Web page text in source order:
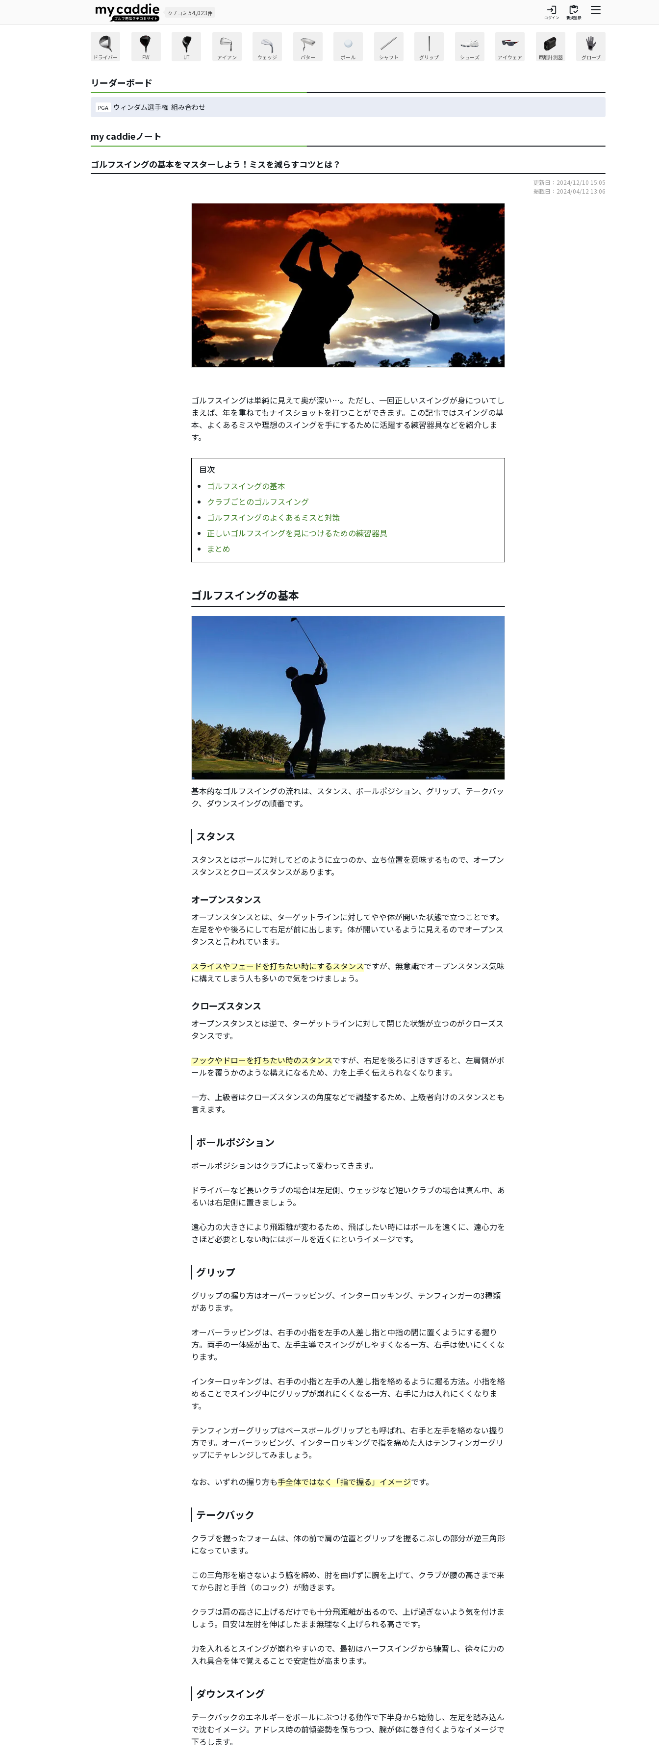
クチコミ 54,023件 login
ログイン
inventory
新規登録
ドライバー FW UT アイアン ウェッジ パター ボール シャフト グリップ シューズ アイウェア 距離計測器 グローブ
リーダーボード
PGA ウィンダム選手権 組み合わせ
my caddieノート
ゴルフスイングの基本をマスターしよう！ミスを減らすコツとは？
更新日：2024/12/10 15:05
掲載日：2024/04/12 13:06
ゴルフスイングは単純に見えて奥が深い…。ただし、一回正しいスイングが身についてし
まえば、年を重ねてもナイスショットを打つことができます。この記事ではスイングの基
本、よくあるミスや理想のスイングを手にするために活躍する練習器具などを紹介しま
す。
目次
ゴルフスイングの基本
クラブごとのゴルフスイング
ゴルフスイングのよくあるミスと対策
正しいゴルフスイングを見につけるための練習器具
まとめ
ゴルフスイングの基本
基本的なゴルフスイングの流れは、スタンス、ボールポジション、グリップ、テークバッ
ク、ダウンスイングの順番です。
スタンス
スタンスとはボールに対してどのように立つのか、立ち位置を意味するもので、オープン
スタンスとクローズスタンスがあります。
オープンスタンス
オープンスタンスとは、ターゲットラインに対してやや体が開いた状態で立つことです。
左足をやや後ろにして右足が前に出します。体が開いているように見えるのでオープンス
タンスと言われています。
スライスやフェードを打ちたい時にするスタンスですが、無意識でオープンスタンス気味
に構えてしまう人も多いので気をつけましょう。
クローズスタンス
オープンスタンスとは逆で、ターゲットラインに対して閉じた状態が立つのがクローズス
タンスです。
フックやドローを打ちたい時のスタンスですが、右足を後ろに引きすぎると、左肩側がボ
ールを覆うかのような構えになるため、力を上手く伝えられなくなります。
一方、上級者はクローズスタンスの角度などで調整するため、上級者向けのスタンスとも
言えます。
ボールポジション
ボールポジションはクラブによって変わってきます。
ドライバーなど長いクラブの場合は左足側、ウェッジなど短いクラブの場合は真ん中、あ
るいは右足側に置きましょう。
遠心力の大きさにより飛距離が変わるため、飛ばしたい時にはボールを遠くに、遠心力を
さほど必要としない時にはボールを近くにというイメージです。
グリップ
グリップの握り方はオーバーラッピング、インターロッキング、テンフィンガーの3種類
があります。
オーバーラッピングは、右手の小指を左手の人差し指と中指の間に置くようにする握り
方。両手の一体感が出て、左手主導でスイングがしやすくなる一方、右手は使いにくくな
ります。
インターロッキングは、右手の小指と左手の人差し指を絡めるように握る方法。小指を絡
めることでスイング中にグリップが崩れにくくなる一方、右手に力は入れにくくなりま
す。
テンフィンガーグリップはベースボールグリップとも呼ばれ、右手と左手を絡めない握り
方です。オーバーラッピング、インターロッキングで指を痛めた人はテンフィンガーグリ
ップにチャレンジしてみましょう。
なお、いずれの握り方も手全体ではなく「指で握る」イメージです。
テークバック
クラブを握ったフォームは、体の前で肩の位置とグリップを握るこぶしの部分が逆三角形
になっています。
この三角形を崩さないよう脇を締め、肘を曲げずに腕を上げて、クラブが腰の高さまで来
てから肘と手首（のコック）が動きます。
クラブは肩の高さに上げるだけでも十分飛距離が出るので、上げ過ぎないよう気を付けま
しょう。目安は左肘を伸ばしたまま無理なく上げられる高さです。
力を入れるとスイングが崩れやすいので、最初はハーフスイングから練習し、徐々に力の
入れ具合を体で覚えることで安定性が高まります。
ダウンスイング
テークバックのエネルギーをボールにぶつける動作で下半身から始動し、左足を踏み込ん
で沈むイメージ。アドレス時の前傾姿勢を保ちつつ、腕が体に巻き付くようなイメージで
下ろします。